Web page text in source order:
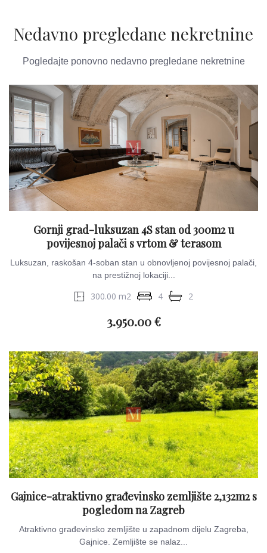
Nedavno pregledane nekretnine
Pogledajte ponovno nedavno pregledane nekretnine
Gornji grad-luksuzan 4S stan od 300m2 u
povijesnoj palači s vrtom & terasom
Luksuzan, raskošan 4-soban stan u obnovljenoj povijesnoj palači,
na prestižnoj lokaciji...
300.00 m2 4 2
3.950.00 €
Gajnice-atraktivno građevinsko zemljište 2,132m2 s
pogledom na Zagreb
Atraktivno građevinsko zemljište u zapadnom dijelu Zagreba,
Gajnice. Zemljište se nalaz...